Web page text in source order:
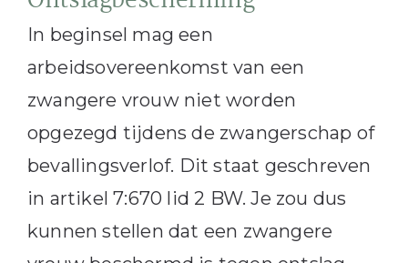
In beginsel mag een
arbeidsovereenkomst van een
zwangere vrouw niet worden
opgezegd tijdens de zwangerschap of
bevallingsverlof. Dit staat geschreven
in artikel 7:670 lid 2 BW. Je zou dus
kunnen stellen dat een zwangere